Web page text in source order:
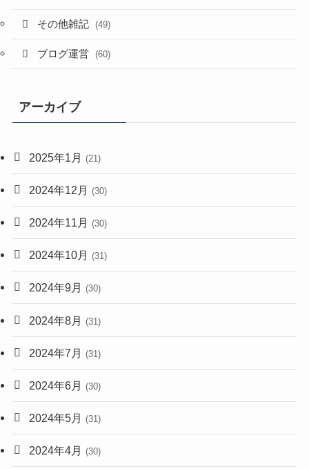
その他雑記 (49)
ブログ運営 (60)
アーカイブ
2025年1月 (21)
2024年12月 (30)
2024年11月 (30)
2024年10月 (31)
2024年9月 (30)
2024年8月 (31)
2024年7月 (31)
2024年6月 (30)
2024年5月 (31)
2024年4月 (30)